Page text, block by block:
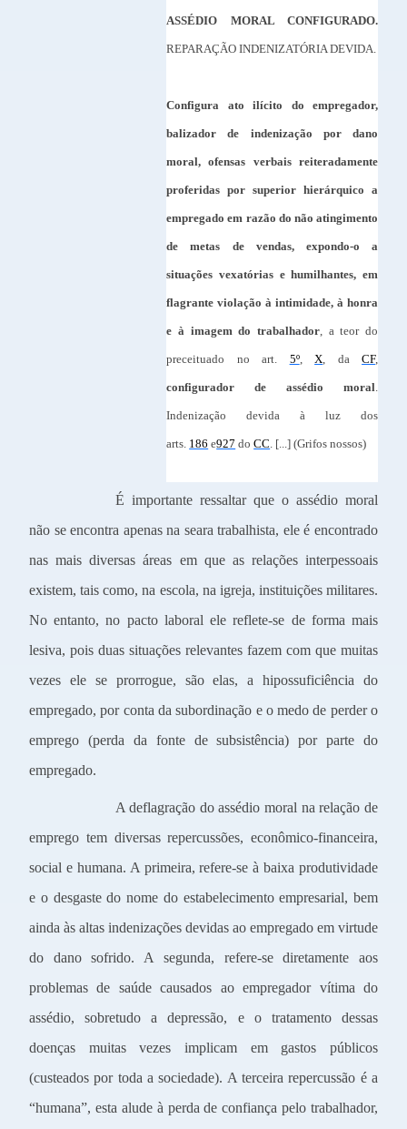
ASSÉDIO MORAL CONFIGURADO.
REPARAÇÃO INDENIZATÓRIA DEVIDA.
Configura ato ilícito do empregador,
balizador de indenização por dano
moral, ofensas verbais reiteradamente
proferidas por superior hierárquico a
empregado em razão do não atingimento
de metas de vendas, expondo-o a
situações vexatórias e humilhantes, em
flagrante violação à intimidade, à honra
e à imagem do trabalhador, a teor do
preceituado no art. 5º, X, da CF,
configurador de assédio moral.
Indenização devida à luz dos
arts. 186 e927 do CC. [...] (Grifos nossos)
É importante ressaltar que o assédio moral
não se encontra apenas na seara trabalhista, ele é encontrado
nas mais diversas áreas em que as relações interpessoais
existem, tais como, na escola, na igreja, instituições militares.
No entanto, no pacto laboral ele reflete-se de forma mais
lesiva, pois duas situações relevantes fazem com que muitas
vezes ele se prorrogue, são elas, a hipossuficiência do
empregado, por conta da subordinação e o medo de perder o
emprego (perda da fonte de subsistência) por parte do
empregado.
A deflagração do assédio moral na relação de
emprego tem diversas repercussões, econômico-financeira,
social e humana. A primeira, refere-se à baixa produtividade
e o desgaste do nome do estabelecimento empresarial, bem
ainda às altas indenizações devidas ao empregado em virtude
do dano sofrido. A segunda, refere-se diretamente aos
problemas de saúde causados ao empregador vítima do
assédio, sobretudo a depressão, e o tratamento dessas
doenças muitas vezes implicam em gastos públicos
(custeados por toda a sociedade). A terceira repercussão é a
“humana”, esta alude à perda de confiança pelo trabalhador,